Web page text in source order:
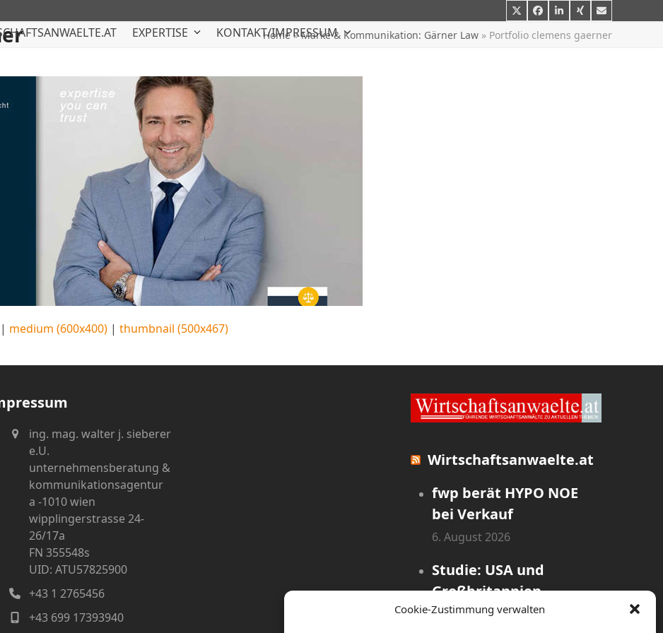
Cookie-Zustimmung verwalten
TwitterFacebook
LinkedIn
XingE-
Mail
EXPERTISE KONTAKT/IMPRESSUM
Home»Marke & Kommunikation: Gärner Law » Portfolio clemens gaerner
| medium (600x400) | thumbnail (500x467)
ing. mag. walter j. sieberer
e.U.
unternehmensberatung &
kommunikationsagentur
a -1010 wien
wipplingerstrasse 24-
26/17a
FN 355548s
UID: ATU57825900
+43 1 2765456
+43 699 17393940
Wirtschaftsanwaelte.at
fwp berät HYPO NOE
bei Verkauf
6. August 2026
Studie: USA und
Großbritannien
dominieren globales